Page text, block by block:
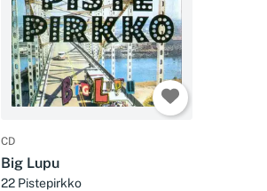
CD
Big Lupu
22 Pistepirkko